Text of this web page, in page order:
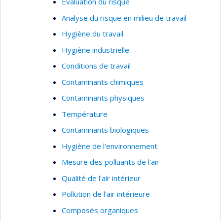
Analyse du risque en milieu de travail
Hygiène du travail
Hygiène industrielle
Conditions de travail
Contaminants chimiques
Contaminants physiques
Température
Contaminants biologiques
Hygiène de l'environnement
Mesure des polluants de l'air
Qualité de l'air intérieur
Pollution de l'air intérieure
Composés organiques